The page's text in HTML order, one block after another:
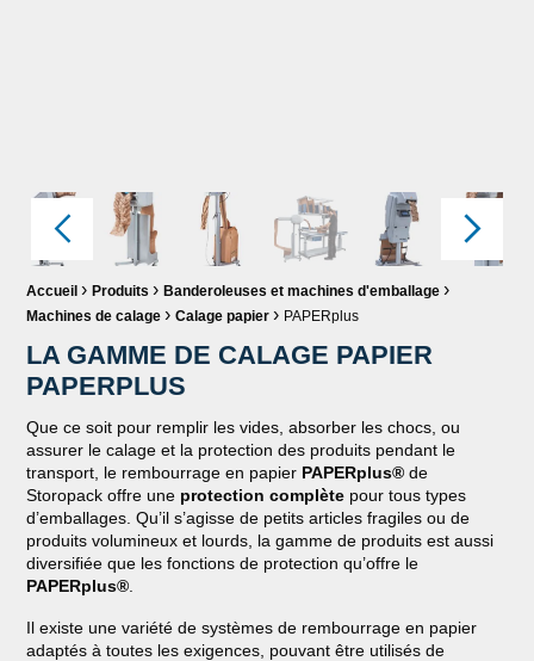
Fil d'Ariane :
Accueil › Produits › Banderoleuses et machines d'emballage ›
Machines de calage › Calage papier › PAPERplus
LA GAMME DE CALAGE PAPIER
PAPERPLUS
Que ce soit pour remplir les vides, absorber les chocs, ou
assurer le calage et la protection des produits pendant le
transport, le rembourrage en papier PAPERplus® de
Storopack offre une protection complète pour tous types
d’emballages. Qu’il s’agisse de petits articles fragiles ou de
produits volumineux et lourds, la gamme de produits est aussi
diversifiée que les fonctions de protection qu’offre le
PAPERplus®
Il existe une variété de systèmes de rembourrage en papier
adaptés à toutes les exigences, pouvant être utilisés de